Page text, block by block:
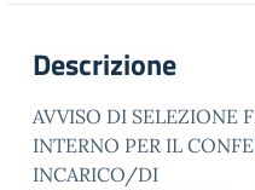
Descrizione
AVVISO DI SELEZIONE
INTERNO PER IL
INCARICO/DI